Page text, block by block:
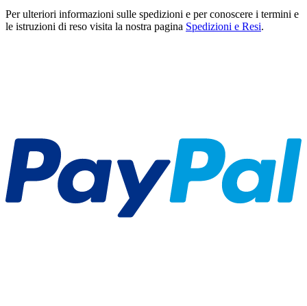
Per ulteriori informazioni sulle spedizioni e per conoscere i termini e
le istruzioni di reso visita la nostra pagina Spedizioni e Resi.